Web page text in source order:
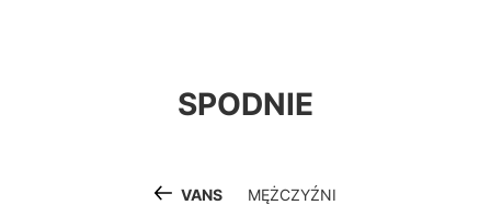
SPODNIE
VANS MĘŻCZYŹNI